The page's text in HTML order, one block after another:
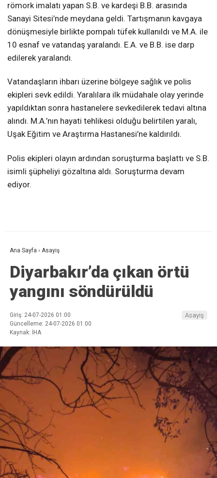
römork imalatı yapan S.B. ve kardeşi B.B. arasında
Sanayi Sitesi’nde meydana geldi. Tartışmanın kavgaya
dönüşmesiyle birlikte pompalı tüfek kullanıldı ve M.A. ile
10 esnaf ve vatandaş yaralandı. E.A. ve B.B. ise darp
edilerek yaralandı.
Vatandaşların ihbarı üzerine bölgeye sağlık ve polis
ekipleri sevk edildi. Yaralılara ilk müdahale olay yerinde
yapıldıktan sonra hastanelere sevkedilerek tedavi altına
alındı. M.A.’nın hayati tehlikesi olduğu belirtilen yaralı,
Uşak Eğitim ve Araştırma Hastanesi’ne kaldırıldı.
Polis ekipleri olayın ardından soruşturma başlattı ve S.B.
isimli şüpheliyi gözaltına aldı. Soruşturma devam
ediyor.
Ana Sayfa › Asayiş
Diyarbakır’da çıkan örtü
yangını söndürüldü
Giriş: 24-07-2026 01:00
Güncelleme: 24-07-2026 01:00
Kaynak: İHA
Asayiş